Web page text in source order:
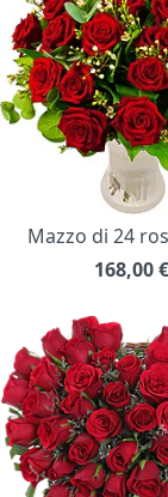
Mazzo di 24
168,00 €